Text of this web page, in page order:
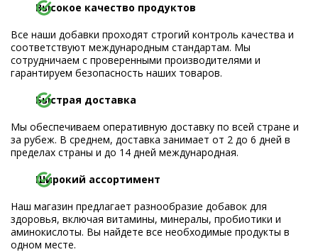
Высокое качество продуктов
Все наши добавки проходят строгий контроль качества и
соответствуют международным стандартам. Мы
сотрудничаем с проверенными производителями и
гарантируем безопасность наших товаров.
Быстрая доставка
Мы обеспечиваем оперативную доставку по всей стране и
за рубеж. В среднем, доставка занимает от 2 до 6 дней в
пределах страны и до 14 дней международная.
Широкий ассортимент
Наш магазин предлагает разнообразие добавок для
здоровья, включая витамины, минералы, пробиотики и
аминокислоты. Вы найдете все необходимые продукты в
одном месте.